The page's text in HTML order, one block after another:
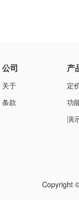
公司
关于
条款
产
定
功
演
Copyright